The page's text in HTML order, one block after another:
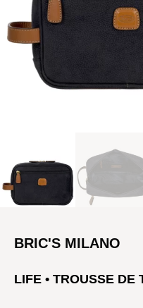
BRIC'S MILANO
LIFE • TROUSSE DE